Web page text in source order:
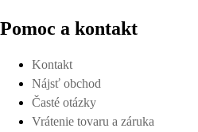
Pomoc a kontakt
Kontakt
Nájsť obchod
Časté otázky
Vrátenie tovaru a záruka